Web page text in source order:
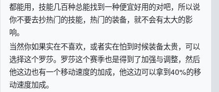
都能用，技能几百种总能找到一种便宜好用的对吧，所以说
你不要去抄热门的技能，热门的装备，就不会有太大的影
响。
当然你如果实在不喜欢，或者实在怕到时候装备太贵，可以
选择这个罗莎。罗莎这个赛季也是得到了加强与调整，然后
他这边也有一个移动速度的加成，他这边可以拿到40%的移
动速度加成。